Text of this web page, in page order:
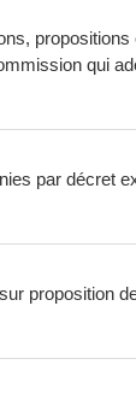
qui
par décret
proposition